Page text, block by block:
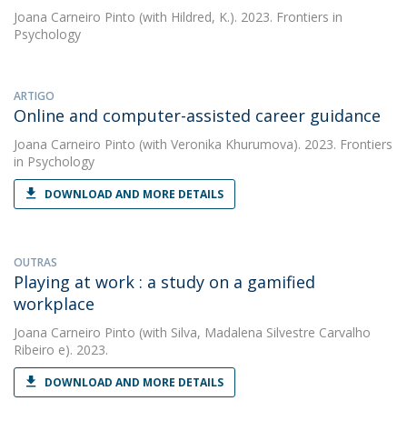
Joana Carneiro Pinto (with Hildred, K.). 2023. Frontiers in
Psychology
ARTIGO
Online and computer-assisted career guidance
Joana Carneiro Pinto (with Veronika Khurumova). 2023. Frontiers
in Psychology
DOWNLOAD AND MORE DETAILS
OUTRAS
Playing at work : a study on a gamified
workplace
Joana Carneiro Pinto (with Silva, Madalena Silvestre Carvalho
Ribeiro e). 2023.
DOWNLOAD AND MORE DETAILS